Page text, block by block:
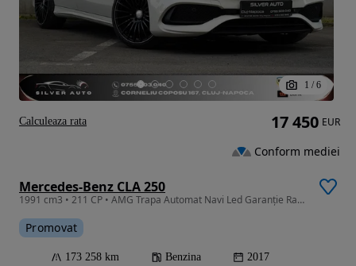
1 / 6
Mercedes-Benz CLA 250
1991 cm3 • 211 CP • AMG Trapa Automat Navi Led Garanție Rate Revizie
Promovat
173 258 km Benzina 2017
17 450 EUR
Conform mediei
Calculeaza rata